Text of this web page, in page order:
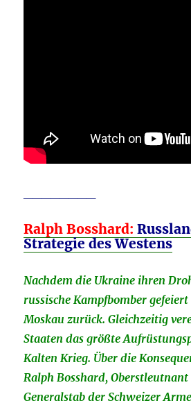
Ralph Bosshard:
Strategie des Westens
Nachdem die Ukraine ihren
russische Kampfbomber
Moskau zurück. Gleichzeitig
Staaten das größte
Kalten Krieg. Über die
Ralph Bosshard, Oberstleutnant
Generalstab der Schweizer